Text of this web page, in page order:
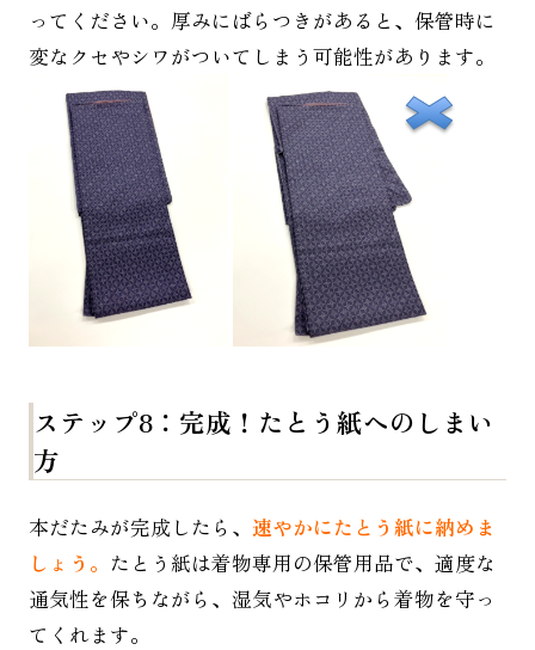
ってください。厚みにばらつきがあると、保管時に
変なクセやシワがついてしまう可能性があります。
ステップ8：完成！たとう紙へのしまい
方
本だたみが完成したら、 速やかにたとう紙に納めま
しょう。 たとう紙は着物専用の保管用品で、適度な
通気性を保ちながら、湿気やホコリから着物を守っ
てくれます。